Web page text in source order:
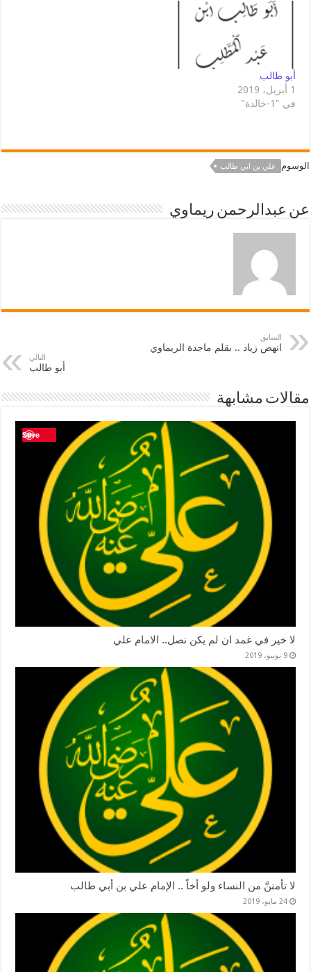
أبو طالب
1 أبريل، 2019
في "1-خالدة"
الوسوم علي بن ابي طالب
عن عبدالرحمن ريماوي
السابق
انهض زياد .. بقلم ماجدة الريماوي
التالي
أبو طالب
مقالات مشابهة
لا خير في غمد ان لم يكن نصل.. الامام علي
9 يونيو، 2019
لا تأمننَّ من النساء ولو أخاً .. الإمام علي بن أبي طالب
24 مايو، 2019
Save